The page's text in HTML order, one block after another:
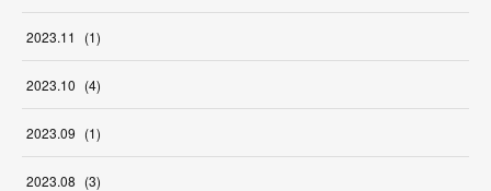
2023.11 (1)
2023.10 (4)
2023.09 (1)
2023.08 (3)